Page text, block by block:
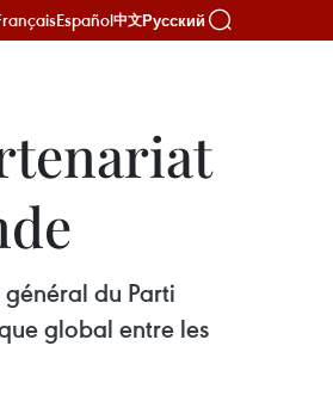
Español中文Русский
du Parti
global entre les